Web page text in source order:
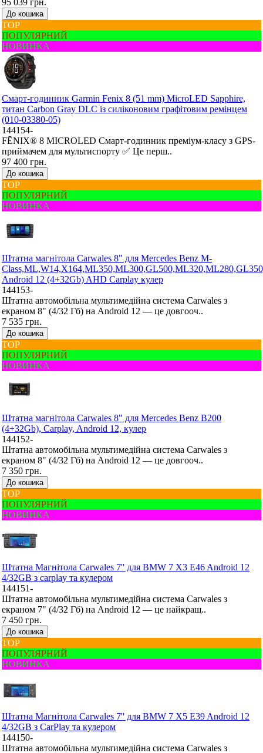
95 039 грн.
До кошика
ТОР
ПОПУЛЯРНИЙ
НОВИНКА
Смарт-годинник Garmin Fenix 8 (51 mm) MicroLED Sapphire,
титан Carbon Gray DLC із силіконовим графітовим ремінцем
(010-03380-05)
144154-
FĒNIX® 8 MICROLED Смарт-годинник преміум-класу з GPS-
приймачем для мультиспорту ✅ Це перш..
97 400 грн.
До кошика
ТОР
ПОПУЛЯРНИЙ
НОВИНКА
Штатна магнітола Carwales 8" для Mercedes Benz M-
Android 12 (4+32Gb) AHD Carplay кулер
144153-
Штатна автомобільна мультимедійна система Carwales з
екраном 8" (4/32 Гб) на Android 12 — це довгооч..
7 535 грн.
До кошика
ТОР
ПОПУЛЯРНИЙ
НОВИНКА
Штатна магнітола Carwales 8" для Mercedes Benz B200
(4+32Gb), Carplay, Android 12, кулер
144152-
Штатна автомобільна мультимедійна система Carwales з
екраном 8" (4/32 Гб) на Android 12 — це довгооч..
7 350 грн.
До кошика
ТОР
ПОПУЛЯРНИЙ
НОВИНКА
Штатна Mагнітола Carwales 7'' для BMW 7 X3 E46 Android 12
4/32GB з carplay та кулером
144151-
Штатна автомобільна мультимедійна система Carwales з
екраном 7" (4/32 Гб) на Android 12 — це найкращ..
7 450 грн.
До кошика
ТОР
ПОПУЛЯРНИЙ
НОВИНКА
Штатна Mагнітола Carwales 7'' для BMW 7 X5 E39 Android 12
4/32GB з CarPlay та кулером
144150-
Штатна автомобільна мультимедійна система Carwales з